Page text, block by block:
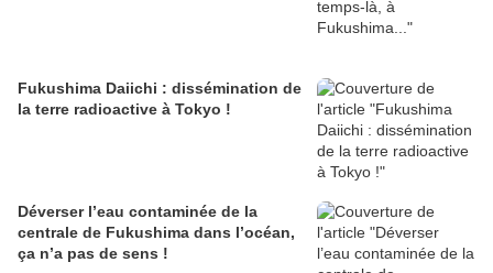
Fukushima Daiichi : dissémination de
la terre radioactive à Tokyo !
Déverser l’eau contaminée de la
centrale de Fukushima dans l’océan,
ça n’a pas de sens !